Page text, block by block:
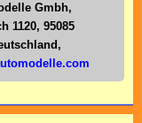
Gmbh,
1120, 95085
and,